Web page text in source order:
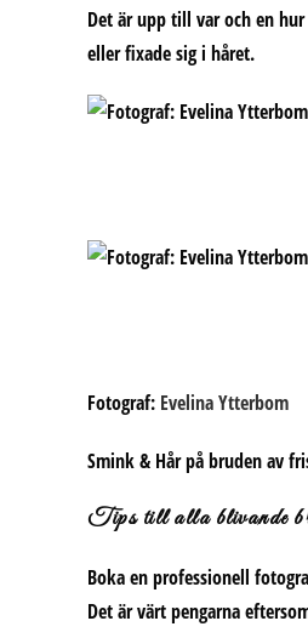
Det är upp till var och en
eller fixade sig i håret.
Fotograf: Evelina Ytterbom
Smink & Hår på bruden av
Tips till alla blivande
Boka en professionell
Det är värt pengarna